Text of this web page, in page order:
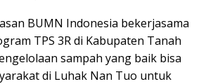
BUMN Indonesia bekerjasama
TPS 3R di Kabupaten Tanah
sampah yang baik bisa
di Luhak Nan Tuo untuk